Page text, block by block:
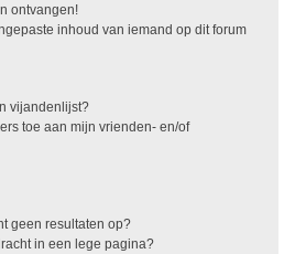
ontvangen!
inhoud van iemand op dit forum
vijandenlijst?
toe aan mijn vrienden- en/of
geen resultaten op?
in een lege pagina?